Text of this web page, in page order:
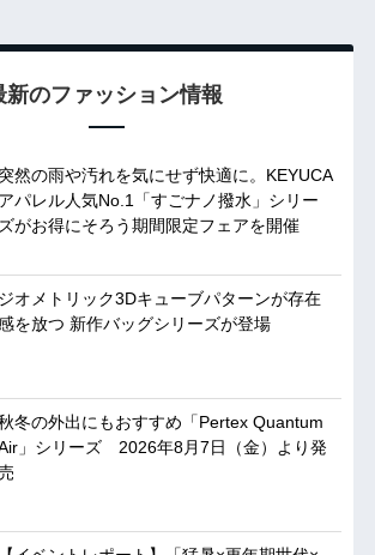
新のファッション情報
突然の雨や汚れを気にせず快適に。KEYUCA
アパレル人気No.1「すごナノ撥水」シリー
ズがお得にそろう期間限定フェアを開催
ジオメトリック3Dキューブパターンが存在
を放つ 新作バッグシリーズが登場
冬の外出にもおすすめ「Pertex Quantum
」シリーズ 2026年8月7日（金）より発